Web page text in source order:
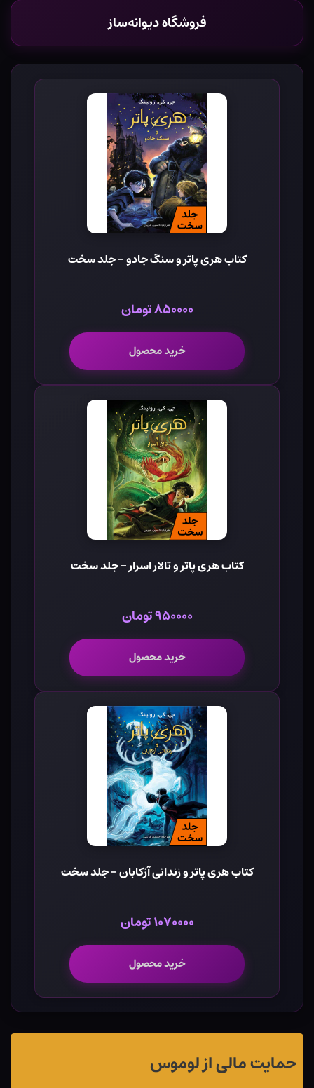
فروشگاه دیوانه‌ساز
کتاب هری پاتر و سنگ جادو - جلد سخت
۸۵۰۰۰۰ تومان
خرید محصول
کتاب هری پاتر و تالار اسرار - جلد سخت
۹۵۰۰۰۰ تومان
خرید محصول
کتاب هری پاتر و زندانی آزکابان - جلد سخت
۱۰۷۰۰۰۰ تومان
خرید محصول
حمایت مالی از لوموس